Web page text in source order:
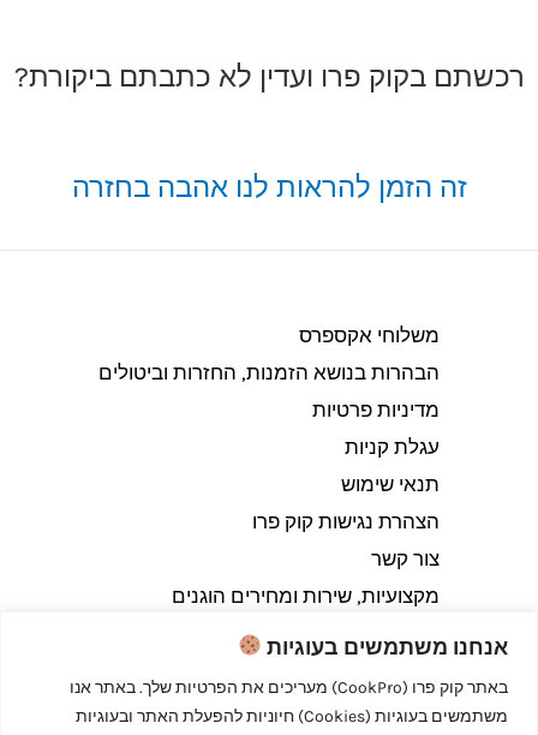
אנחנו משתמשים בעוגיות
באתר קוק פרו (CookPro) מעריכים את הפרטיות שלך. באתר אנו
משתמשים בעוגיות (Cookies) חיוניות להפעלת האתר ובעוגיות
רכשתם בקוק פרו ועדין לא כתבתם ביקורת?
זה הזמן להראות לנו אהבה בחזרה
משלוחי אקספרס
הבהרות בנושא הזמנות, החזרות וביטולים​
מדיניות פרטיות
עגלת קניות
תנאי שימוש
הצהרת נגישות קוק פרו
צור קשר
מקצועיות, שירות ומחירים הוגנים